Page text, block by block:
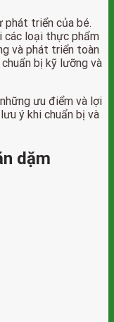
phát triển của bé.
loại thực phẩm
và phát triển toàn
bị kỹ lưỡng và
ưu điểm và lợi
ý khi chuẩn bị và
dặm